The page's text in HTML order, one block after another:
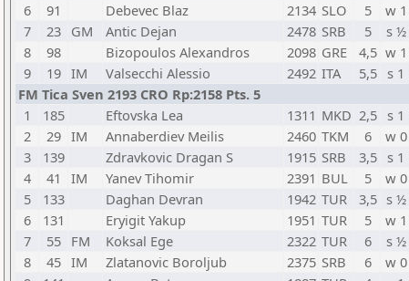
6
91 Debevec Blaz 2134 SLO 5 w 1
7
23 GM Antic Dejan 2478 SRB 5 s ½
8
98 Bizopoulos Alexandros 2098 GRE 4,5 w 1
9
19 IM Valsecchi Alessio 2492 ITA 5,5 s 1
FM Tica Sven 2193 CRO Rp:2158 Pts. 5
1
185 Eftovska Lea 1311 MKD 2,5 s 1
2
29 IM Annaberdiev Meilis 2460 TKM 6 w 0
3
139 Zdravkovic Dragan S 1915 SRB 3,5 s 1
4
41 IM Yanev Tihomir 2391 BUL 5 w 0
5
133 Daghan Devran 1942 TUR 3,5 s ½
6
131 Eryigit Yakup 1951 TUR 5 w 1
7
55 FM Koksal Ege 2322 TUR 6 s ½
8
45 IM Zlatanovic Boroljub 2375 SRB 6 w 0